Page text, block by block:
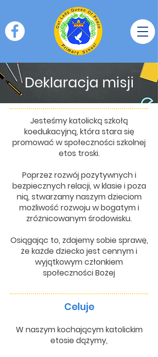
Deklaracja misji
Jesteśmy katolicką szkołą
koedukacyjną, która stara się
promować w społeczności szkolnej
etos troski.
Poprzez rozwój pozytywnych i
bezpiecznych relacji, w klasie i poza
nią, stwarzamy naszym dzieciom
możliwość rozwoju w bogatym i
zróżnicowanym środowisku.
Osiągając to, zdajemy sobie sprawę,
że każde dziecko jest cennym i
wyjątkowym członkiem
społeczności Bożej
Celuje
W naszym kochającym katolickim
etosie dążymy,